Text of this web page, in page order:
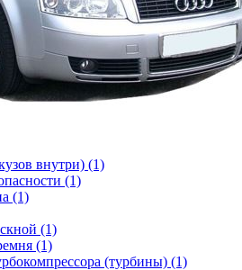
внутри) (1)
(1)
(1)
(1)
(1)
(турбины) (1)